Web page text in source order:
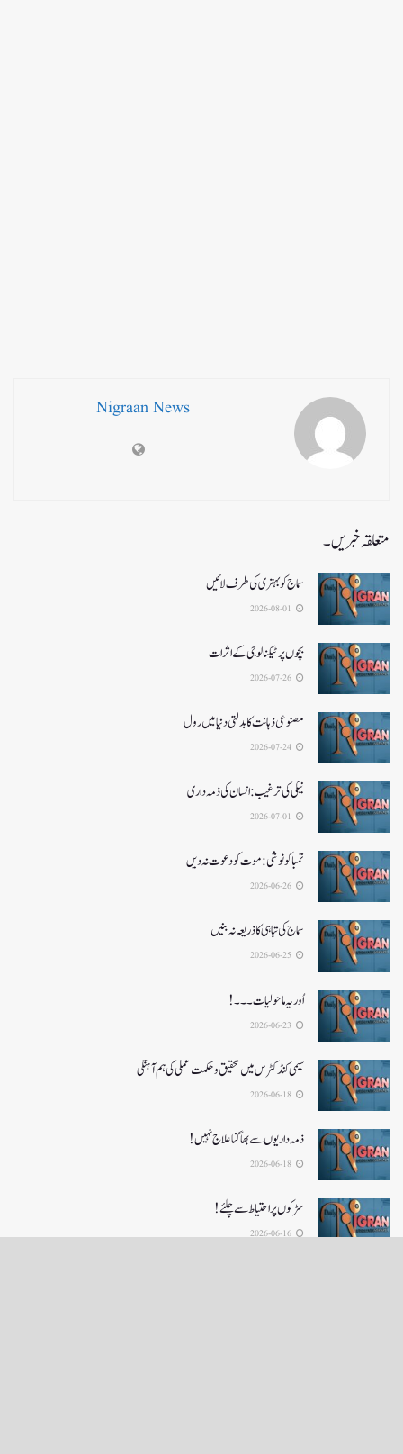
Nigraan News
متعلقہ خبریں۔
سماج کو بہتری کی طرف لائیں
بچوں پر ٹیکنالوجی کے اثرات
مصنوعی ذہانت کا بدلتی دنیا میں رول
نیکی کی ترغیب: انسان کی ذمہ داری
تمباکو نوشی: موت کو دعوت نہ دیں
سماج کی تباہی کا ذریعہ نہ بنیں
اُور یہ ماحولیات۔۔۔!
سیمی کنڈکٹرس میں تحقیق و حکمت عملی کی ہم آہنگی
ذمہ داریوں سے بھاگنا علاج نہیں!
سڑکوں پر احتیاط سے چلئے!